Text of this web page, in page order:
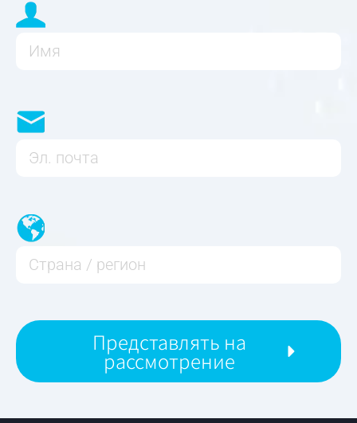
Представлять на
рассмотрение